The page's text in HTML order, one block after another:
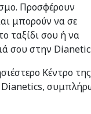
Προσφέρουν
μπορούν να σε
ταξίδι σου ή να
σου στην
Κέντρο της